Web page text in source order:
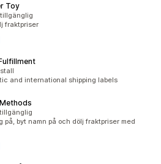
Toy
fraktpriser
and international shipping labels
på, byt namn på och dölj fraktpriser med